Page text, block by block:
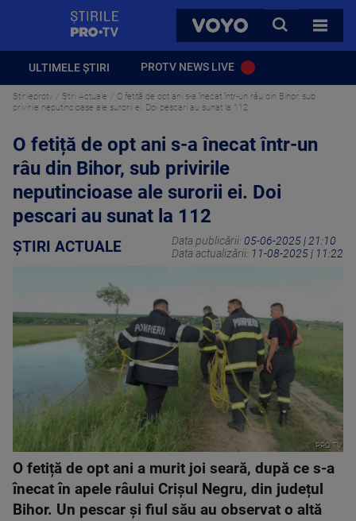
VOYO
CAUTA
TOATE
ULTIMELE ȘTIRI PROTV NEWS LIVE
Stirileprotv Știri Actuale
O fetiță de opt ani s-a înecat într-un râu din Bihor, sub
privirile neputincioase ale surorii ei. Doi pescari au sunat la 112
O fetiță de opt ani s-a înecat într-un
râu din Bihor, sub privirile
neputincioase ale surorii ei. Doi
pescari au sunat la 112
ȘTIRI ACTUALE Data publicării: 05-06-2025 | 21:10
Data actualizării: 11-08-2025 | 11:22
PRO TV
O fetiță de opt ani a murit joi seară, după ce s-a
înecat în apele râului Crișul Negru, din județul
Bihor. Un pescar și fiul său au observat o altă